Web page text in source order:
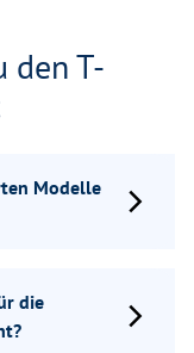
den T-
Modelle
die